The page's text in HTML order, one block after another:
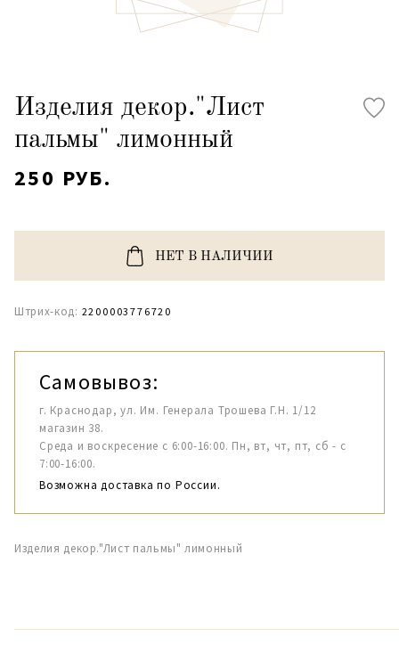
Изделия декор."Лист
пальмы" лимонный
250 РУБ.
НЕТ В НАЛИЧИИ
Штрих-код: 2200003776720
Самовывоз:
г. Краснодар, ул. Им. Генерала Трошева Г.Н. 1/12
магазин 38.
Среда и воскресение с 6:00-16:00. Пн, вт, чт, пт, сб - с
7:00-16:00.
Возможна доставка по России.
Изделия декор."Лист пальмы" лимонный